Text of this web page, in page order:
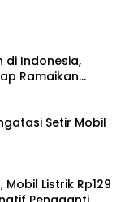
di Indonesia,
Ramaikan
Setir Mobil
Mobil Listrik Rp129